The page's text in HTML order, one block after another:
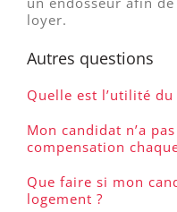
loyer.
Autres questions
Quelle est l’utilité du
Mon candidat n’a
compensation
Que faire si mon
logement ?